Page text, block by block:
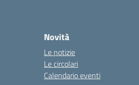
Novità
Le notizie
Le circolari
Calendario eventi